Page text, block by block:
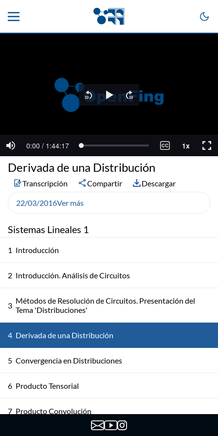
Sistemas Lineales 1
1 Introducción
2 Introducción. Análisis de Circuitos
3 Métodos de Resolución de Circuitos. Presentación del
Tema 'Distribuciones'
4 Derivada de una Distribución
5 Convergencia en Distribuciones
6 Producto Tensorial
7 Producto Convolución
Derivada de una Distribución
Transcripción Compartir Descargar
22/03/2016Ver más